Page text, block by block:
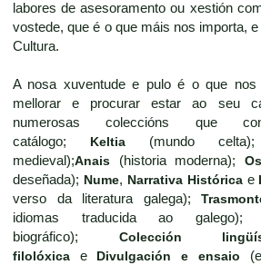
labores de asesoramento ou xestión
vostede, que é o que máis nos importa,
Cultura.
A nosa xuventude e pulo é o que nos
mellorar e procurar estar ao seu
numerosas coleccións que
catálogo; Keltia (mundo
medieval);Anais (historia moderna);
deseñada); Nume, Narrativa Históricae
verso da literatura galega);
idiomas traducida ao galego);
biográfico); Colección
filolóxica e Divulgación e ensaio